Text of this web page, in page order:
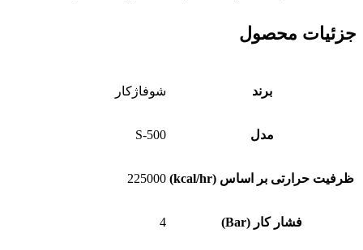
جزئیات محصول
برند شوفاژکار
مدل S-500
ظرفیت حرارتی بر اساس (kcal/hr) 225000
فشار کار (Bar) 4